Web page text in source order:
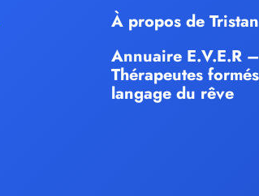
À propos de Tristan
Annuaire E.V.E.R –
Thérapeutes
langage du rêve